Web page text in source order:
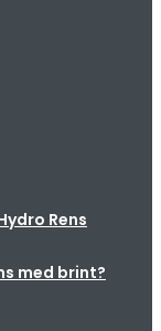
Rens
med brint?